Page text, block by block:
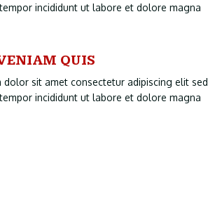
incididunt ut labore et dolore magna
QUIS
dolor sit amet consectetur adipiscing elit sed
incididunt ut labore et dolore magna